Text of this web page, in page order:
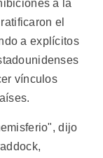
a la
el
a explícitos
vínculos
dijo